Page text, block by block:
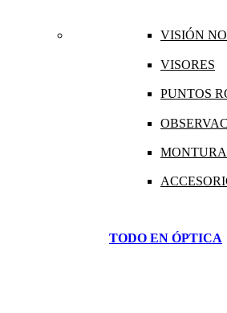
VISIÓN
VISORES
PUNTOS
TODO EN ÓPTICA